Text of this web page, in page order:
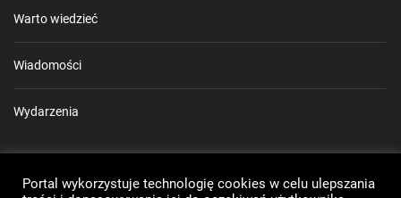
Warto wiedzieć
Wiadomości
Wydarzenia
Portal wykorzystuje technologię cookies w celu ulepszania